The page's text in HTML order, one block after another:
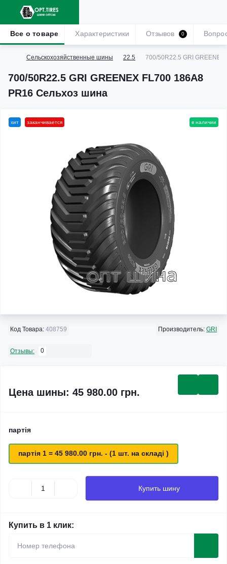
Сельскохозяйственные шины 22.5 700/50R22.5 GRI
700/50R22.5 GRI GREENEX FL700 186A8
PR16 Сельхоз шина
Все о товаре Характеристики Отзывов 0
хит заканчивается в наличии
Код Товара: 408759 Производитель: GRI
Отзывы: 0
Цена шины: 45 980.00 грн.
партія
партія 1 = 45 980.00 грн. - (1 шт. на складі )
Купить шину
Купить в 1 клик: